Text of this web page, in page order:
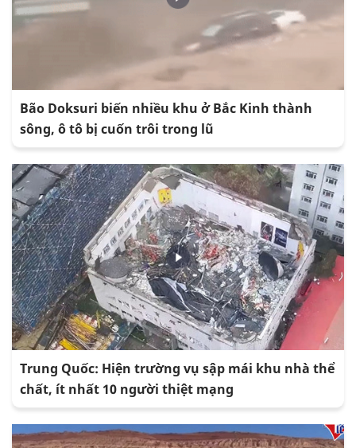
Bão Doksuri biến nhiều khu ở Bắc Kinh thành
sông, ô tô bị cuốn trôi trong lũ
Trung Quốc: Hiện trường vụ sập mái khu nhà thể
chất, ít nhất 10 người thiệt mạng